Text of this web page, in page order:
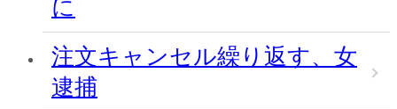
に
注文キャンセル繰り返す、女
逮捕